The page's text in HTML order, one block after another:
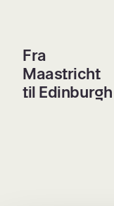
Fra
Maastricht
til Edinburgh